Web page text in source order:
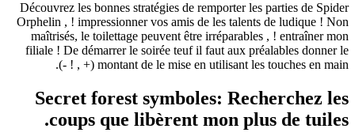
Découvrez les
Orphelin , !
maîtrisés, le
filiale ! De démarrer
Secret
coups